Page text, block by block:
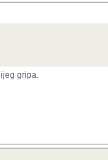
gripa.